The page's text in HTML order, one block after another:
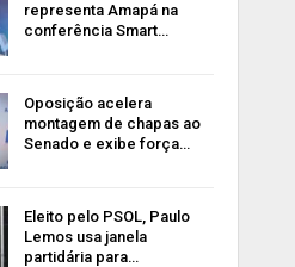
representa Amapá na
conferência Smart…
Oposição acelera
montagem de chapas ao
Senado e exibe força…
Eleito pelo PSOL, Paulo
Lemos usa janela
partidária para…